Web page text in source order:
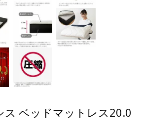
ス ベッドマットレス20.0